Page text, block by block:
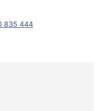
835 444